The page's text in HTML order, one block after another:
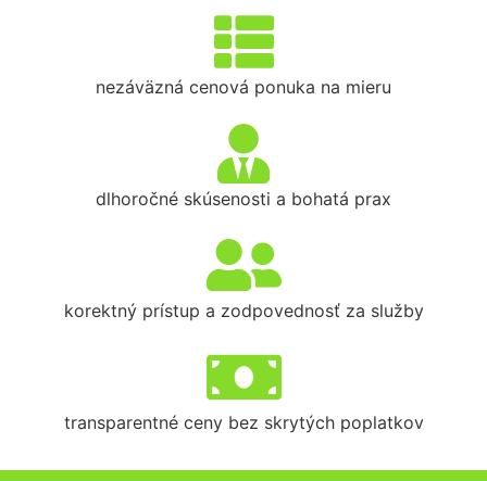
nezáväzná cenová ponuka na mieru
dlhoročné skúsenosti a bohatá prax
korektný prístup a zodpovednosť za služby
transparentné ceny bez skrytých poplatkov